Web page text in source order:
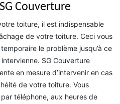
Couverture
toiture, il est indispensable
de votre toiture. Ceci vous
le problème jusqu’à ce
SG Couverture
en mesure d’intervenir en cas
de votre toiture. Vous
téléphone, aux heures de